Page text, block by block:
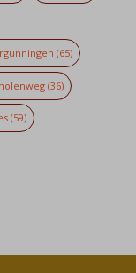
(65)
(36)
(59)